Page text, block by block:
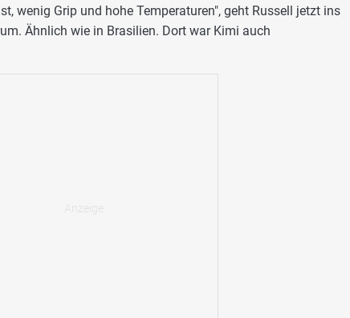
wenig Grip und hohe Temperaturen", geht Russell jetzt ins
Ähnlich wie in Brasilien. Dort war Kimi auch